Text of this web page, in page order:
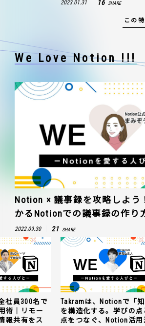
2023.01.31 16 SHARE
この
We Love Notion !!!
Notion × 議事録を攻略しよう
かるNotionでの議事録の作り
2022.09.30 21 SHARE
社員300名で
術｜リモー
報共有をス
Takramは、Notionで「知
を構造化する。学びの点
点をつなぐ、Notion活用